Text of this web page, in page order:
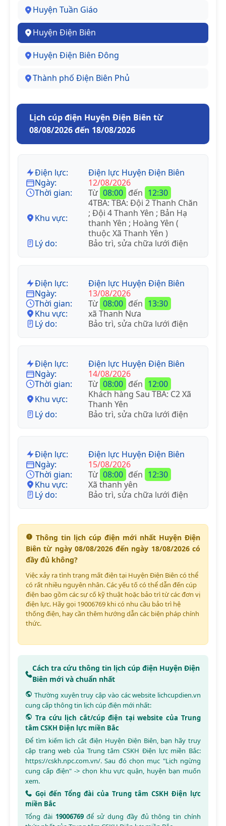
Huyện Tuần Giáo
Huyện Điện Biên
Huyện Điện Biên Đông
Thành phố Điện Biên Phủ
Lịch cúp điện Huyện Điện Biên từ
08/08/2026 đến 18/08/2026
Điện lực:
Điện lực Huyện Điện Biên
Ngày:
12/08/2026
Thời gian:
Từ 08:00 đến 12:30
Khu vực:
4TBA: TBA: Đội 2 Thanh Chăn
; Đội 4 Thanh Yên ; Bản Hạ
thanh Yên ; Hoàng Yên (
thuộc Xã Thanh Yên )
Lý do:
Bảo trì, sửa chữa lưới điện
Điện lực:
Điện lực Huyện Điện Biên
Ngày:
13/08/2026
Thời gian:
Từ 08:00 đến 13:30
Khu vực:
xã Thanh Nưa
Lý do:
Bảo trì, sửa chữa lưới điện
Điện lực:
Điện lực Huyện Điện Biên
Ngày:
14/08/2026
Thời gian:
Từ 08:00 đến 12:00
Khu vực:
Khách hàng Sau TBA: C2 Xã
Thanh Yên
Lý do:
Bảo trì, sửa chữa lưới điện
Điện lực:
Điện lực Huyện Điện Biên
Ngày:
15/08/2026
Thời gian:
Từ 08:00 đến 12:30
Khu vực:
Xã thanh yên
Lý do:
Bảo trì, sửa chữa lưới điện
Thông tin lịch cúp điện mới nhất Huyện Điện
Biên từ ngày 08/08/2026 đến ngày 18/08/2026 có
đầy đủ không?
Việc xảy ra tình trạng mất điện tại Huyện Điện Biên có thể
có rất nhiều nguyên nhân. Các yếu tố có thể dẫn đến cúp
điện bao gồm các sự cố kỹ thuật hoặc bảo trì từ các đơn vị
điện lực. Hãy gọi 19006769 khi có nhu cầu bảo trì hệ
thống điện, hay cần thêm hướng dẫn các biện pháp chính
thức.
Cách tra cứu thông tin lịch cúp điện Huyện Điện
Biên mới và chuẩn nhất
Thường xuyên truy cập vào các website lichcupdien.vn
cung cấp thông tin lịch cúp điện mới nhất:
Tra cứu lịch cắt/cúp điện tại website của Trung
tâm CSKH Điện lực miền Bắc
Để tìm kiếm lịch cắt điện Huyện Điện Biên, bạn hãy truy
cập trang web của Trung tâm CSKH Điện lực miền Bắc:
https://cskh.npc.com.vn/. Sau đó chọn mục "Lịch ngừng
cung cấp điện" -> chọn khu vực quận, huyện bạn muốn
xem.
Gọi đến Tổng đài của Trung tâm CSKH Điện lực
miền Bắc
Tổng đài 19006769để sử dụng đầy đủ thông tin chính